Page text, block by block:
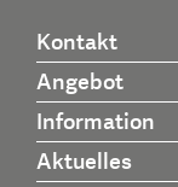
Kontakt
Angebot
Information
Aktuelles